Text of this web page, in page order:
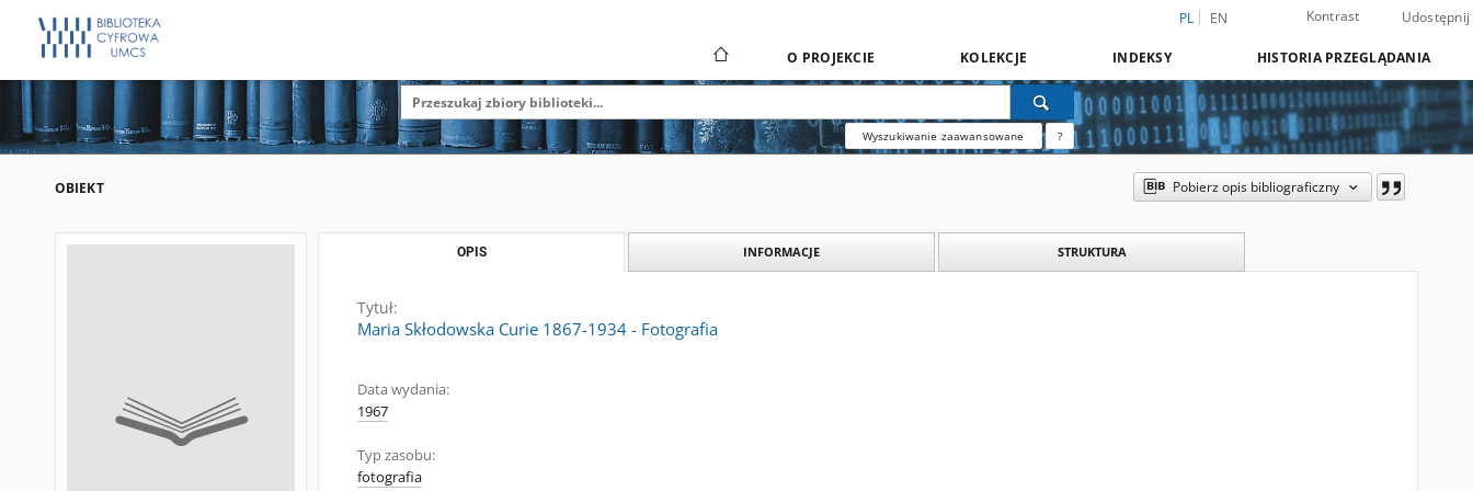
PL EN Kontrast Udostępnij
O PROJEKCIE KOLEKCJE INDEKSY HISTORIA PRZEGLĄDANIA
Wyszukiwanie zaawansowane ?
OBIEKT Pobierz opis bibliograficzny
OPIS INFORMACJE STRUKTURA
Tytuł:
Maria Skłodowska Curie 1867-1934 - Fotografia
Data wydania:
1967
Typ zasobu:
fotografia